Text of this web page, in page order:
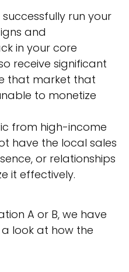
run your
and
in your core
receive significant
that market that
to monetize
from high-income
have the local sales
or relationships
it effectively.
A or B, we have
a look at how the